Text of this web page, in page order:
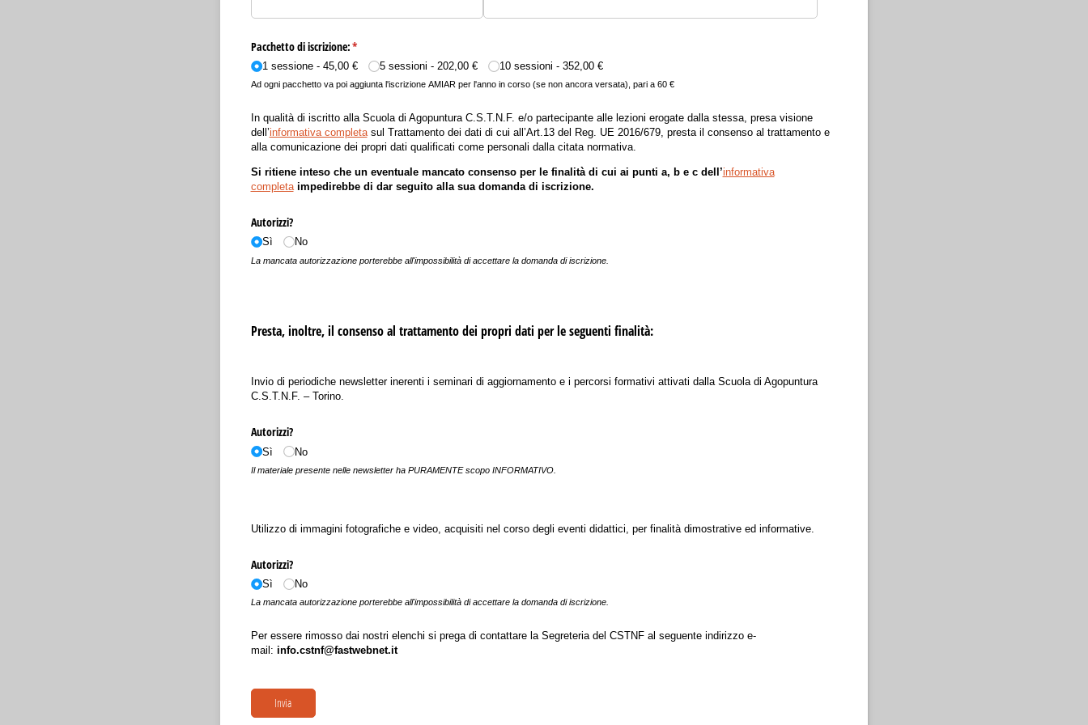
Pacchetto di iscrizione:*
(richiesto)
1 sessione 45,00 € 5 sessioni 202,00 € 10 sessioni 352,00 €
Ad ogni pacchetto va poi aggiunta l'iscrizione AMIAR per l'anno in corso (se non ancora versata), pari a 60 €
In qualità di iscritto alla Scuola di Agopuntura C.S.T.N.F. e/o partecipante alle lezioni erogate dalla stessa, presa visione
dell’informativa completasul Trattamento dei dati di cui all’Art.13 del Reg. UE 2016/679, presta il consenso al trattamento e
alla comunicazione dei propri dati qualificati come personali dalla citata normativa.
Si ritiene inteso che un eventuale mancato consenso per le finalità di cui ai punti a, b e c dell’informativa
completaimpedirebbe di dar seguito alla sua domanda di iscrizione.
Autorizzi?
Sì No
La mancata autorizzazione porterebbe all'impossibilità di accettare la domanda di iscrizione.
Presta, inoltre, il consenso al trattamento dei propri dati per le seguenti finalità:
Invio di periodiche newsletter inerenti i seminari di aggiornamento e i percorsi formativi attivati dalla Scuola di Agopuntura
C.S.T.N.F. – Torino.
Autorizzi?
Sì No
Il materiale presente nelle newsletter ha PURAMENTE scopo INFORMATIVO.
Utilizzo di immagini fotografiche e video, acquisiti nel corso degli eventi didattici, per finalità dimostrative ed informative.
Autorizzi?
Sì No
La mancata autorizzazione porterebbe all'impossibilità di accettare la domanda di iscrizione.
Per essere rimosso dai nostri elenchi si prega di contattare la Segreteria del CSTNF al seguente indirizzo e-
mail: info.cstnf@fastwebnet.it
Invia